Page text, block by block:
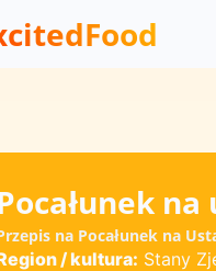
na
na Pocałunek na
/ kultura: Stany